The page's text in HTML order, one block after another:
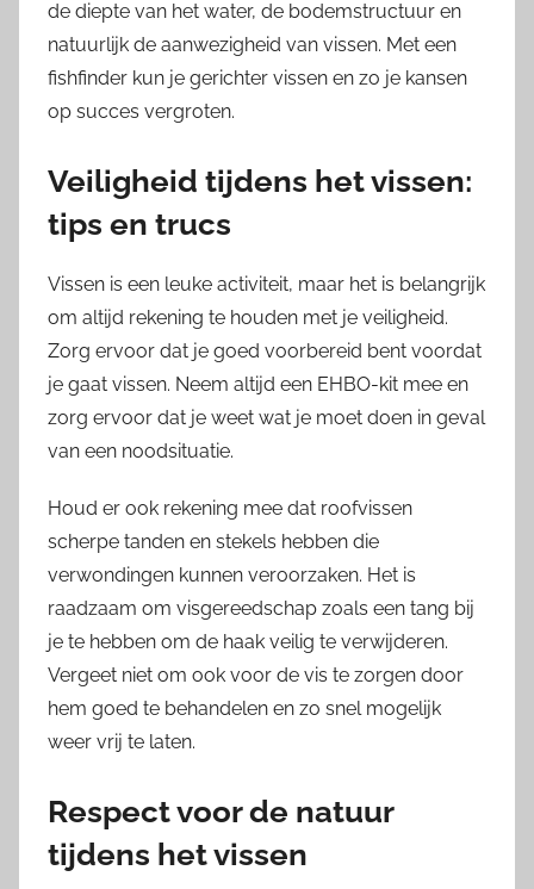
de diepte van het water, de bodemstructuur en
natuurlijk de aanwezigheid van vissen. Met een
fishfinder kun je gerichter vissen en zo je kansen
op succes vergroten.
Veiligheid tijdens het vissen:
tips en trucs
Vissen is een leuke activiteit, maar het is belangrijk
om altijd rekening te houden met je veiligheid.
Zorg ervoor dat je goed voorbereid bent voordat
je gaat vissen. Neem altijd een EHBO-kit mee en
zorg ervoor dat je weet wat je moet doen in geval
van een noodsituatie.
Houd er ook rekening mee dat roofvissen
scherpe tanden en stekels hebben die
verwondingen kunnen veroorzaken. Het is
raadzaam om visgereedschap zoals een tang bij
je te hebben om de haak veilig te verwijderen.
Vergeet niet om ook voor de vis te zorgen door
hem goed te behandelen en zo snel mogelijk
weer vrij te laten.
Respect voor de natuur
tijdens het vissen